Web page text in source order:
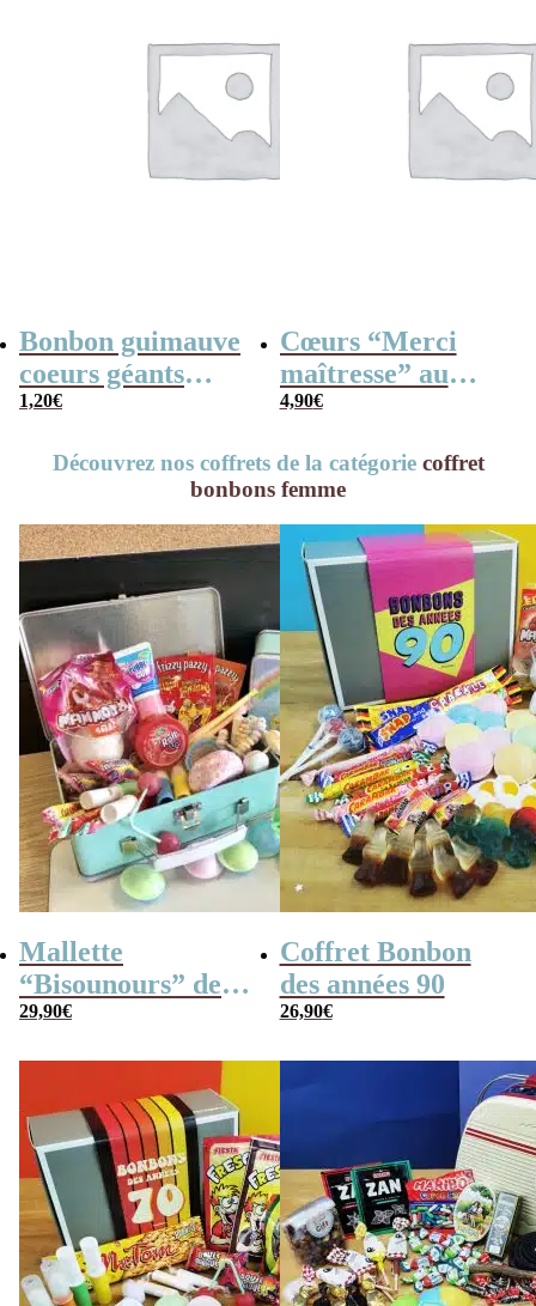
Bonbon guimauve
coeurs géants
(Bulgari) x 5
1,20€
Cœurs “Merci
maîtresse” au
chocolat au lait
4,90€
Découvrez nos coffrets de la catégorie coffret
bonbons femme
Mallette
“Bisounours” des
années 80 remplie
29,90€
Coffret Bonbon
des années 90
26,90€